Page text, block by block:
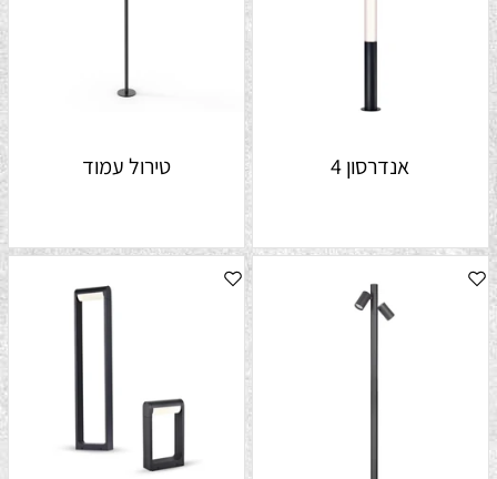
אנדרסון 4 טירול עמוד